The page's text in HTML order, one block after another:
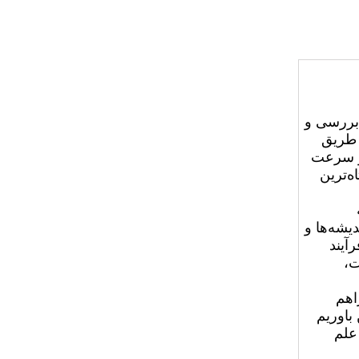
بررسی و
کد مقاله و عنوان آن را به شماره ۰۹۱۹۴۵۵۹۱۲۱ از طریق
و سرعت
و